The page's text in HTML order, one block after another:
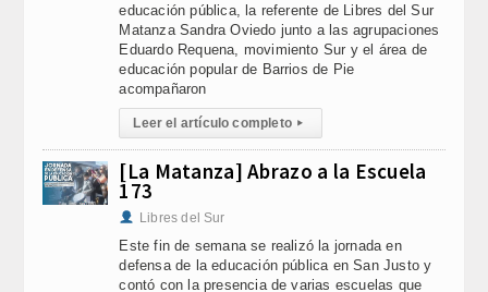
educación pública, la referente de Libres del Sur
Matanza Sandra Oviedo junto a las agrupaciones
Eduardo Requena, movimiento Sur y el área de
educación popular de Barrios de Pie
acompañaron
Leer el artículo completo ▸
[La Matanza] Abrazo a la Escuela
173
Libres del Sur
Este fin de semana se realizó la jornada en
defensa de la educación pública en San Justo y
contó con la presencia de varias escuelas que